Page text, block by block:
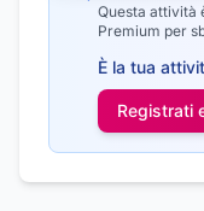
Questa attività
Premium per
È la tua
Registrati